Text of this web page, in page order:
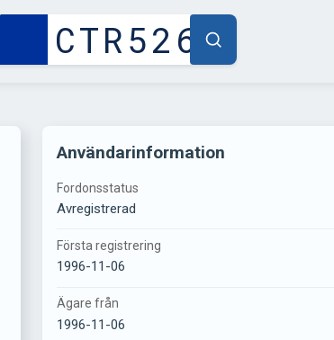
Användarinformation
Fordonsstatus
Avregistrerad
Första registrering
1996-11-06
Ägare från
1996-11-06